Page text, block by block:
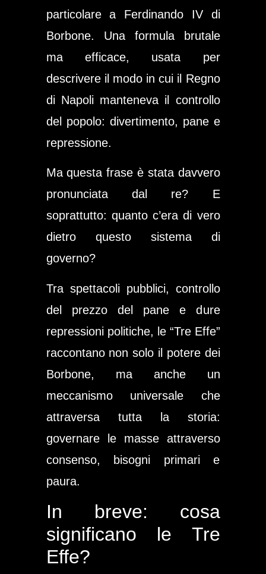
particolare a Ferdinando IV di
Borbone. Una formula brutale
ma efficace, usata per
descrivere il modo in cui il Regno
di Napoli manteneva il controllo
del popolo: divertimento, pane e
repressione.
Ma questa frase è stata davvero
pronunciata dal re? E
soprattutto: quanto c’era di vero
dietro questo sistema di
governo?
Tra spettacoli pubblici, controllo
del prezzo del pane e dure
repressioni politiche, le “Tre Effe”
raccontano non solo il potere dei
Borbone, ma anche un
meccanismo universale che
attraversa tutta la storia:
governare le masse attraverso
consenso, bisogni primari e
paura.
In breve: cosa
significano le Tre
Effe?